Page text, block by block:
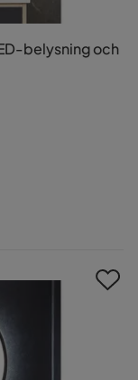
belysning och